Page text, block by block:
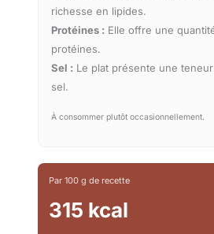
richesse en lipides.
Protéines : Elle offre une
protéines.
Sel : Le plat présente une
sel.
À consommer plutôt occasionnellement.
Par 100 g de recette
315 kcal